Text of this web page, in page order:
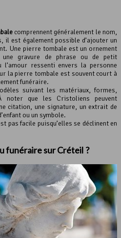
comprennent généralement le nom,
il est également possible d’ajouter un
Une pierre tombale est un ornement
une gravure de phrase ou de petit
ressenti envers la personne
la pierre tombale est souvent court à
funéraire.
suivant les matériaux, formes,
noter que les Cristoliens peuvent
citation, une signature, un extrait de
ou un symbole.
pas facile puisqu’elles se déclinent en
funéraire sur Créteil ?